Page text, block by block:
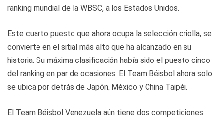
ranking mundial de la WBSC, a los Estados Unidos.
Este cuarto puesto que ahora ocupa la selección criolla, se
convierte en el sitial más alto que ha alcanzado en su
historia. Su máxima clasificación había sido el puesto cinco
del ranking en par de ocasiones. El Team Béisbol ahora solo
se ubica por detrás de Japón, México y China Taipéi.
El Team Béisbol Venezuela aún tiene dos competiciones